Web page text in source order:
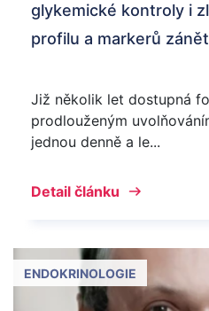
glykemické kontroly i
profilu a markerů
Již několik let dostupná
prodlouženým
jednou denně a le...
Detail článku
ENDOKRINOLOGIE